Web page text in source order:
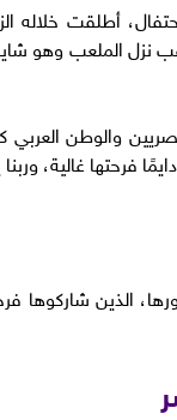
أطلقت خلاله
نزل الملعب وهو
والوطن
غالية، وربنا
الذين شاركوها